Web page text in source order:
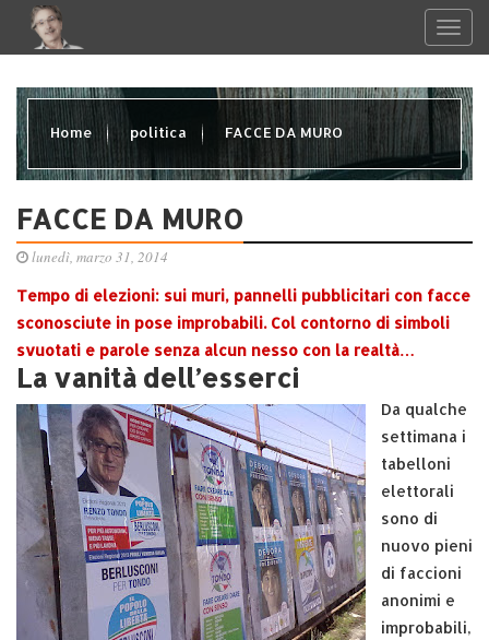
Home politica FACCE DA MURO
FACCE DA MURO
lunedì, marzo 31, 2014
Tempo di elezioni: sui muri, pannelli pubblicitari con facce
sconosciute in pose improbabili. Col contorno di simboli
svuotati e parole senza alcun nesso con la realtà…
La vanità dell’esserci
Da qualche
settimana i
tabelloni
elettorali
sono di
nuovo pieni
di faccioni
anonimi e
improbabili,